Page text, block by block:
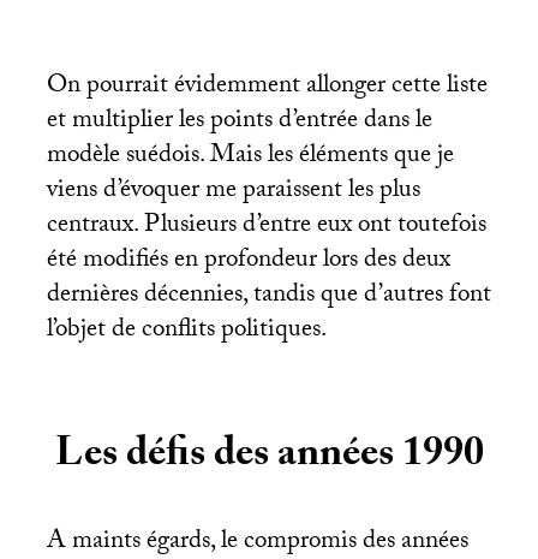
On pourrait évidemment allonger cette liste
et multiplier les points d’entrée dans le
modèle suédois. Mais les éléments que je
viens d’évoquer me paraissent les plus
centraux. Plusieurs d’entre eux ont toutefois
été modifiés en profondeur lors des deux
dernières décennies, tandis que d’autres font
l’objet de conflits politiques.
Les défis des années 1990
A maints égards, le compromis des années